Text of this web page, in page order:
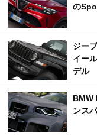
の
ジー
イー
デル
BMW
ンス